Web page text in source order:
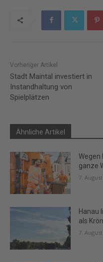
Vorheriger Artikel
Stadt Maintal investiert in
Instandhaltung von
Spielplätzen
Ähnliche Artikel
Wegen
ganze
7.
Hanau
als
7.